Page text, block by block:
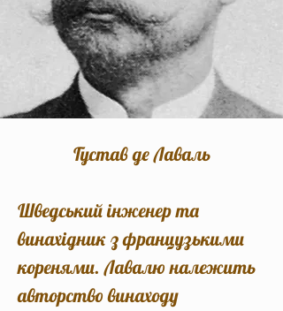
Густав де Лаваль
Шведський інженер та
винахідник з французькими
коренями. Лавалю належить
авторство винаходу